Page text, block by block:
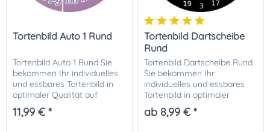
Tortenbild Auto 1 Rund
Tortenbild Auto 1 Rund Sie
bekommen Ihr individuelles
und essbares Tortenbild in
optimaler Qualität auf
Dekor-Plus Zuckerpapier
gedruckt. Ihrer perfekten
11,99 € *
Tortenbild Dartscheibe
Rund
Tortenbild Dartscheibe Rund
Sie bekommen Ihr
individuelles und essbares
Tortenbild in optimaler
Qualität auf Dekor-Plus
Zuckerpapier gedruckt. Ihrer
ab 8,99 € *